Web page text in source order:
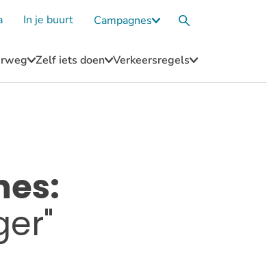
Submenu
Blijf
Zelf iets doen Submenu
Zelf
Verkeersregels Submenu
In je buurt Campagnes SubmenuZoekvak